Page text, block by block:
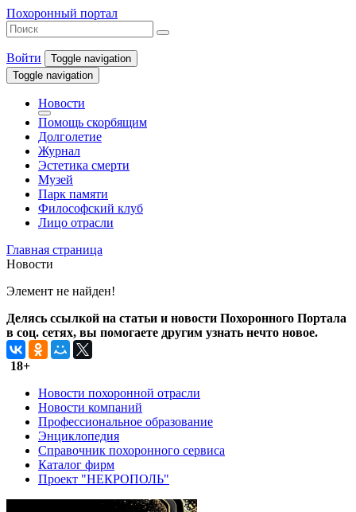
Похоронный портал
Войти
Toggle navigation
Toggle navigation
Новости
Помощь скорбящим
Долголетие
Журнал
Эстетика смерти
Музей
Парк памяти
Философский клуб
Лицо отрасли
Главная страница
Новости
Элемент не найден!
Делясь ссылкой на статьи и новости Похоронного Портала
в соц. сетях, вы помогаете другим узнать нечто новое.
18+
Новости похоронной отрасли
Новости компаний
Профессиональное образование
Энциклопедия
Справочник похоронного сервиса
Каталог фирм
Проект "НЕКРОПОЛЬ"